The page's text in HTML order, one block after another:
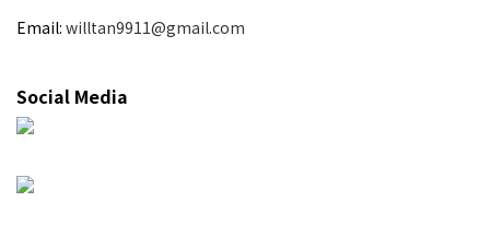
Email: willtan9911@gmail.com
Social Media